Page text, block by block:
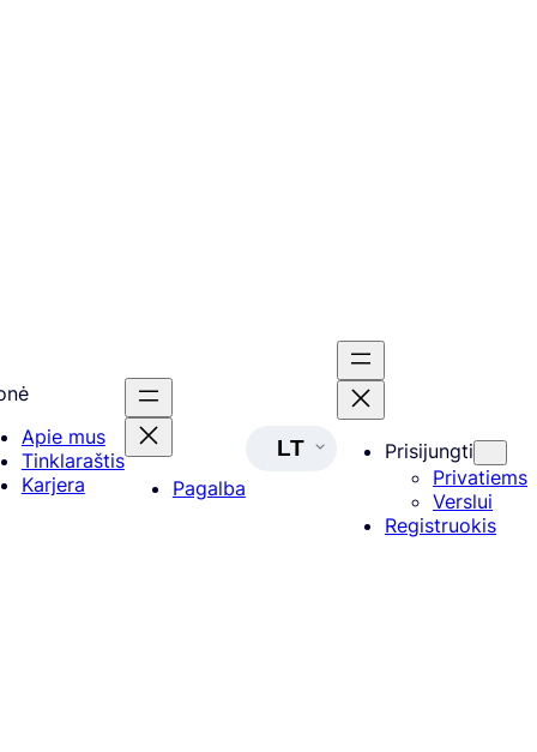
Apie mus
Tinklaraštis
Karjera
Pagalba
LT
Prisijungti
Privatiems
Verslui
Registruokis